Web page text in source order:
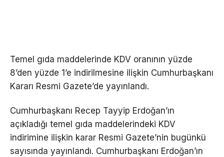
Temel gıda maddelerinde KDV oranının yüzde
8’den yüzde 1’e indirilmesine ilişkin Cumhurbaşkanı
Kararı Resmi Gazete’de yayınlandı.
Cumhurbaşkanı Recep Tayyip Erdoğan’ın
açıkladığı temel gıda maddelerindeki KDV
indirimine ilişkin karar Resmi Gazete’nin bugünkü
sayısında yayınlandı. Cumhurbaşkanı Erdoğan’ın